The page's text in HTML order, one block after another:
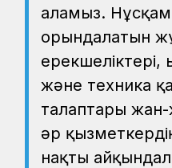
аламыз.
орындалатын
ерекшеліктері,
және техника
талаптары жан-
әр
нақты